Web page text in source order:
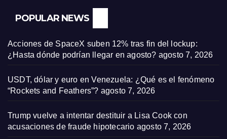
POPULAR NEWS
Acciones de SpaceX suben 12% tras fin del lockup:
¿Hasta dónde podrían llegar en agosto? agosto 7, 2026
USDT, dólar y euro en Venezuela: ¿Qué es el fenómeno
“Rockets and Feathers”? agosto 7, 2026
Trump vuelve a intentar destituir a Lisa Cook con
acusaciones de fraude hipotecario agosto 7, 2026